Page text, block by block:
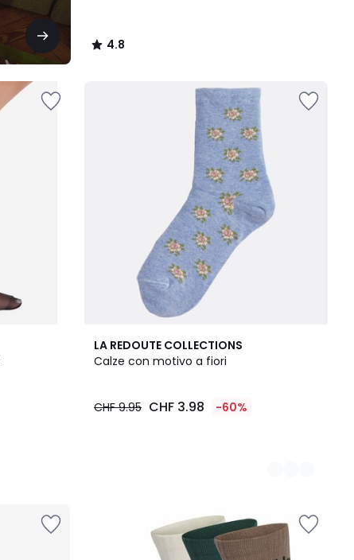
4.8
/
LA REDOUTE COLLECTIONS
Calze con motivo a fiori
CHF 9.95 CHF 3.98 -60%
2
Colori